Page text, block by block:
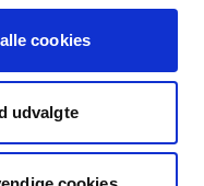
cookies
udvalgte